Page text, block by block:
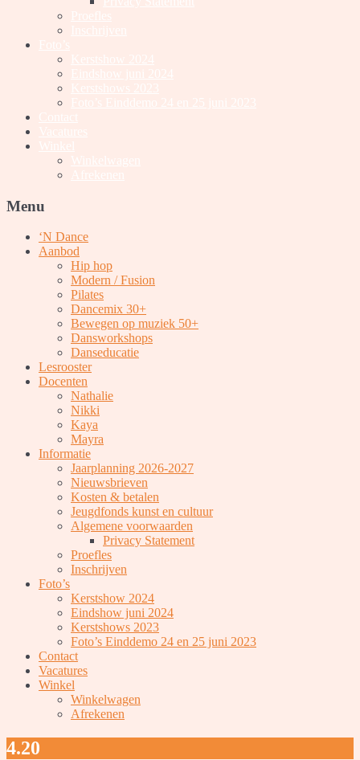
Menu
‘N Dance
Aanbod
Hip hop
Modern / Fusion
Pilates
Dancemix 30+
Bewegen op muziek 50+
Dansworkshops
Danseducatie
Lesrooster
Docenten
Nathalie
Nikki
Kaya
Mayra
Informatie
Jaarplanning 2026-2027
Nieuwsbrieven
Kosten & betalen
Jeugdfonds kunst en cultuur
Algemene voorwaarden
Privacy Statement
Proefles
Inschrijven
Foto’s
Kerstshow 2024
Eindshow juni 2024
Kerstshows 2023
Foto’s Einddemo 24 en 25 juni 2023
Contact
Vacatures
Winkel
Winkelwagen
Afrekenen
4.20